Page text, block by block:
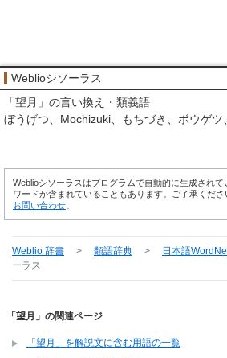
Weblioシソーラス
「望月 」の言い換え・類義語
ぼうげつ
Mochizuki もちづき ボウゲツ
Weblioシソーラスはプログラムで自動的に生成され
ワードが含まれていることもあります。ご了承くださ
お問い合わせ。
Weblio 辞書 > 類語辞典 > 日本語
ーラス
「望月」の関連ページ
「望月」を解説文に含む用語の一覧